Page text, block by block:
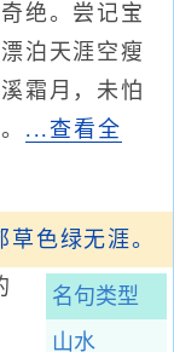
绝。尝记宝
泊天涯空瘦
霜月，未怕
...查看全
色绿无涯。
名句类型
山水